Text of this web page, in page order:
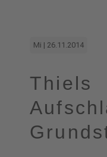
Mi | 26.11.2014
Thiels